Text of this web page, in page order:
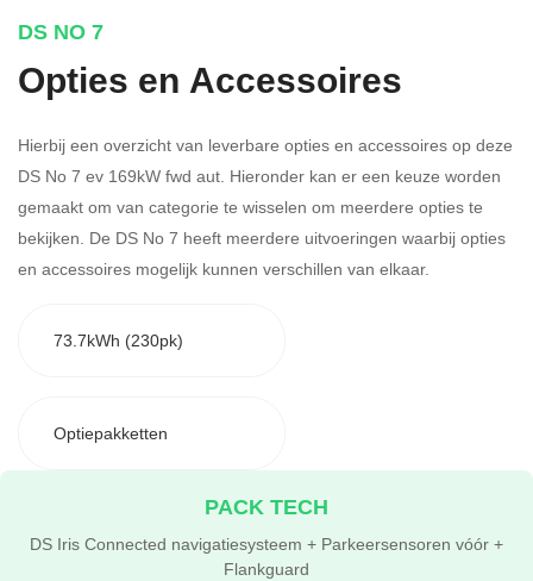
DS NO 7
Opties en Accessoires
Hierbij een overzicht van leverbare opties en accessoires op deze
DS No 7 ev 169kW fwd aut. Hieronder kan er een keuze worden
gemaakt om van categorie te wisselen om meerdere opties te
bekijken. De DS No 7 heeft meerdere uitvoeringen waarbij opties
en accessoires mogelijk kunnen verschillen van elkaar.
73.7kWh (230pk)
Optiepakketten
PACK TECH
DS Iris Connected navigatiesysteem + Parkeersensoren vóór +
Flankguard